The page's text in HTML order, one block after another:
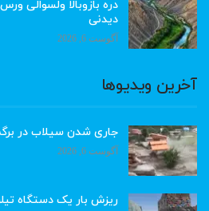
دره بازوبالا ولسوالی
دیدنی
آگوست 6, 2026
آخرین ویدیوها
جاری شدن سیلاب در
آگوست 6, 2026
ریزش بار یک دستگاه